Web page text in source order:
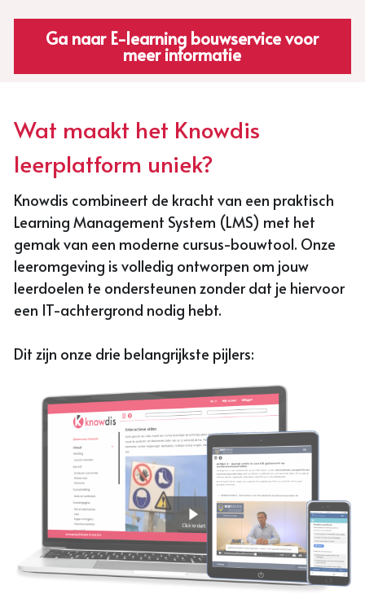
Ga naar E-learning bouwservice voor
meer informatie
Wat maakt het Knowdis
leerplatform uniek?
Knowdis combineert de kracht van een praktisch
Learning Management System (LMS) met het
gemak van een moderne cursus-bouwtool. Onze
leeromgeving is volledig ontworpen om jouw
leerdoelen te ondersteunen zonder dat je hiervoor
een IT-achtergrond nodig hebt.
Dit zijn onze drie belangrijkste pijlers: